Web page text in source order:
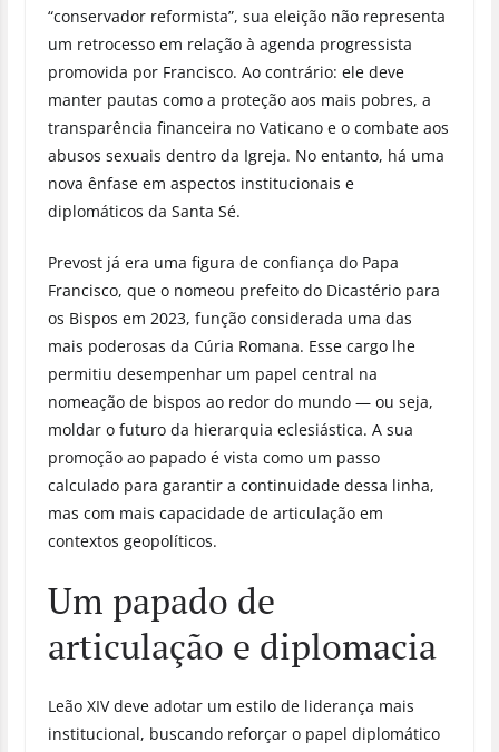
“conservador reformista”, sua eleição não representa
um retrocesso em relação à agenda progressista
promovida por Francisco. Ao contrário: ele deve
manter pautas como a proteção aos mais pobres, a
transparência financeira no Vaticano e o combate aos
abusos sexuais dentro da Igreja. No entanto, há uma
nova ênfase em aspectos institucionais e
diplomáticos da Santa Sé.
Prevost já era uma figura de confiança do Papa
Francisco, que o nomeou prefeito do Dicastério para
os Bispos em 2023, função considerada uma das
mais poderosas da Cúria Romana. Esse cargo lhe
permitiu desempenhar um papel central na
nomeação de bispos ao redor do mundo — ou seja,
moldar o futuro da hierarquia eclesiástica. A sua
promoção ao papado é vista como um passo
calculado para garantir a continuidade dessa linha,
mas com mais capacidade de articulação em
contextos geopolíticos.
Um papado de
articulação e diplomacia
Leão XIV deve adotar um estilo de liderança mais
institucional, buscando reforçar o papel diplomático